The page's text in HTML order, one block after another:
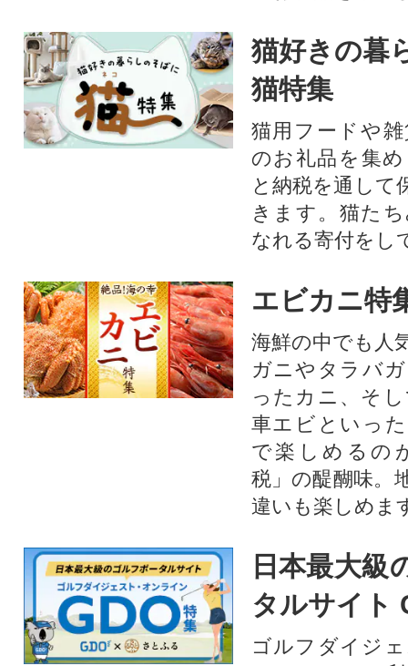
猫好きの暮
猫特集
猫用フードや
のお礼品を集
と納税を通して
きます。猫た
なれる寄付をし
エビカニ特
海鮮の中でも人
ガニやタラバ
ったカニ、そ
車エビといっ
で楽しめるの
税」の醍醐味。
違いも楽しめま
日本最大級
タルサイト
ゴルフダイジ